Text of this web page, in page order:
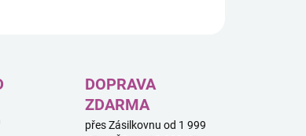
DOPRAVA
ZDARMA
přes Zásilkovnu od 1 999